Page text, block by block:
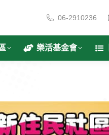
06-2910236
樂活基金會